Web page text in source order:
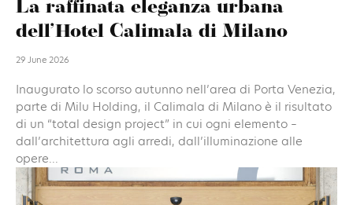
La raffinata eleganza urbana
dell’Hotel Calimala di Milano
29 June 2026
Inaugurato lo scorso autunno nell’area di Porta Venezia,
parte di Milu Holding, il Calimala di Milano è il risultato
di un “total design project” in cui ogni elemento –
dall’architettura agli arredi, dall’illuminazione alle
opere...